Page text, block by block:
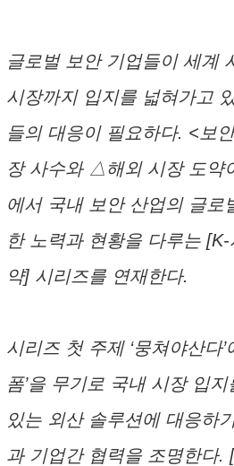
글로벌 보안 기업들이 세계
시장까지 입지를 넓혀가고
들의 대응이 필요하다. <보
장 사수와 △해외 시장 도약
에서 국내 보안 산업의 글로
한 노력과 현황을 다루는
약] 시리즈를 연재한다.
시리즈 첫 주제 ‘뭉쳐야산다’
폼’을 무기로 국내 시장 입
있는 외산 솔루션에 대응하
과 기업간 협력을 조명한다.